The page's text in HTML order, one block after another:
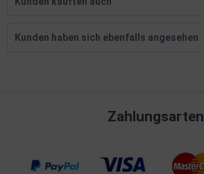
Kunden haben sich ebenfalls angesehen
Zahlungsarten